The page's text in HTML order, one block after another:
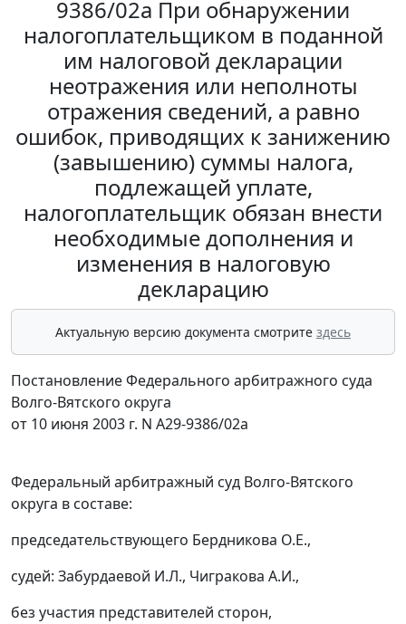
9386/02а При обнаружении
налогоплательщиком в поданной
им налоговой декларации
неотражения или неполноты
отражения сведений, а равно
ошибок, приводящих к занижению
(завышению) суммы налога,
подлежащей уплате,
налогоплательщик обязан внести
необходимые дополнения и
изменения в налоговую
декларацию
Актуальную версию документа смотрите здесь
Постановление Федерального арбитражного суда
Волго-Вятского округа
от 10 июня 2003 г. N А29-9386/02а
Федеральный арбитражный суд Волго-Вятского
округа в составе:
председательствующего Бердникова О.Е.,
судей: Забурдаевой И.Л., Чигракова А.И.,
без участия представителей сторон,